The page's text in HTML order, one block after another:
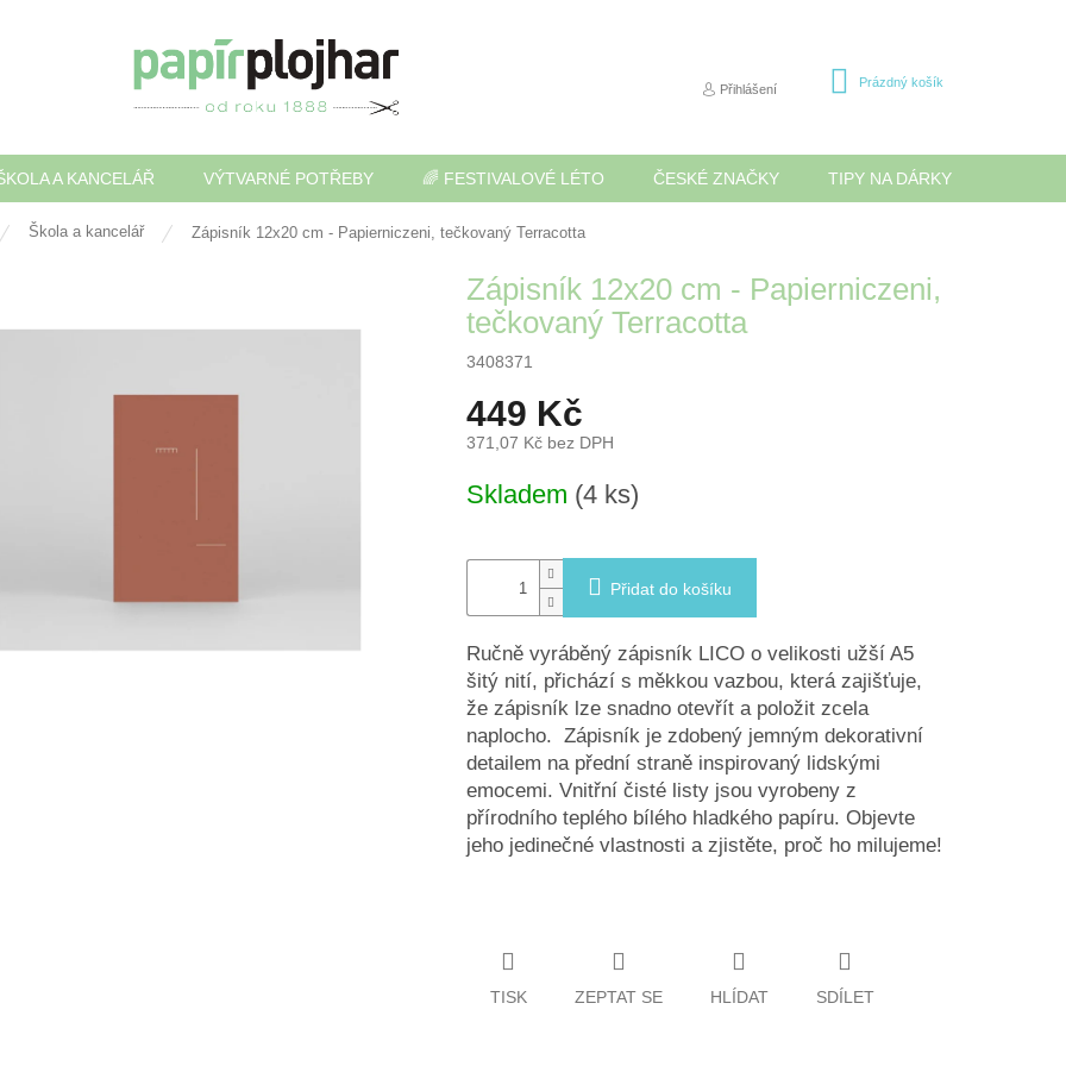
Přihlášení
NÁKUPNÍ
Prázdný košík
A KANCELÁŘ VÝTVARNÉ POTŘEBY 🌈 FESTIVALOVÉ LÉTO ČESKÉ ZNAČKY TIPY NA DÁRKY
Škola a kancelář Zápisník 12x20 cm - Papierniczeni, tečkovaný Terracotta
Zápisník 12x20 cm - Papierniczeni,
tečkovaný Terracotta
3408371
449 Kč
371,07 Kč bez DPH
cena:
Skladem (4 ks)
Přidat do košíku
Ručně vyráběný zápisník LICO o velikosti užší A5
šitý nití, přichází s měkkou vazbou, která zajišťuje,
že zápisník lze snadno otevřít a položit zcela
naplocho. Zápisník je zdobený jemným dekorativní
detailem na přední straně inspirovaný lidskými
emocemi. Vnitřní čisté listy jsou vyrobeny z
přírodního teplého bílého hladkého papíru. Objevte
jeho jedinečné vlastnosti a zjistěte, proč ho milujeme!
TISK ZEPTAT SE HLÍDAT SDÍLET